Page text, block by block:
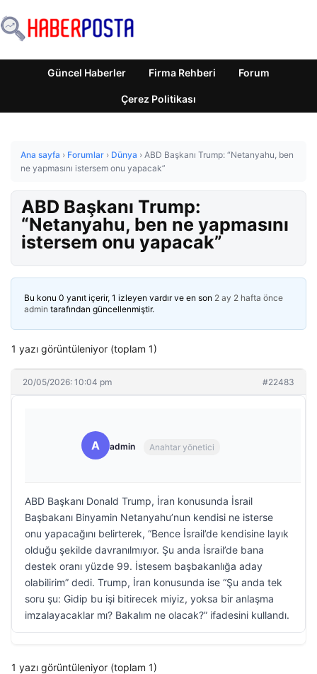
Güncel Haberler Firma Rehberi Forum
Çerez Politikası
Ana sayfa › Forumlar › Dünya › ABD Başkanı Trump: “Netanyahu, ben
ne yapmasını istersem onu yapacak”
ABD Başkanı Trump:
“Netanyahu, ben ne yapmasını
istersem onu yapacak”
Bu konu 0 yanıt içerir, 1 izleyen vardır ve en son 2 ay 2 hafta önce
admin tarafından güncellenmiştir.
1 yazı görüntüleniyor (toplam 1)
20/05/2026: 10:04 pm #22483
A admin Anahtar yönetici
ABD Başkanı Donald Trump, İran konusunda İsrail
Başbakanı Binyamin Netanyahu’nun kendisi ne isterse
onu yapacağını belirterek, “Bence İsrail’de kendisine layık
olduğu şekilde davranılmıyor. Şu anda İsrail’de bana
destek oranı yüzde 99. İstesem başbakanlığa aday
olabilirim” dedi. Trump, İran konusunda ise “Şu anda tek
soru şu: Gidip bu işi bitirecek miyiz, yoksa bir anlaşma
imzalayacaklar mı? Bakalım ne olacak?” ifadesini kullandı.
1 yazı görüntüleniyor (toplam 1)